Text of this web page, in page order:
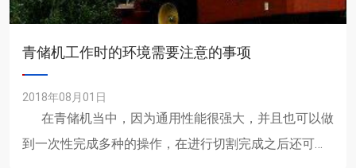
青储机工作时的环境需要注意的事项
2018年08月01日
在青储机当中，因为通用性能很强大，并且也可以做
到一次性完成多种的操作，在进行切割完成之后还可以